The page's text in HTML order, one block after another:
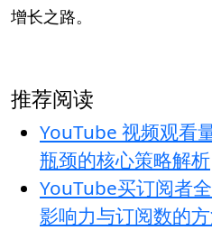
增长之路。
推荐阅读
YouTube 视频观看
瓶颈的核心策略解析
YouTube买订阅者
影响力与订阅数的